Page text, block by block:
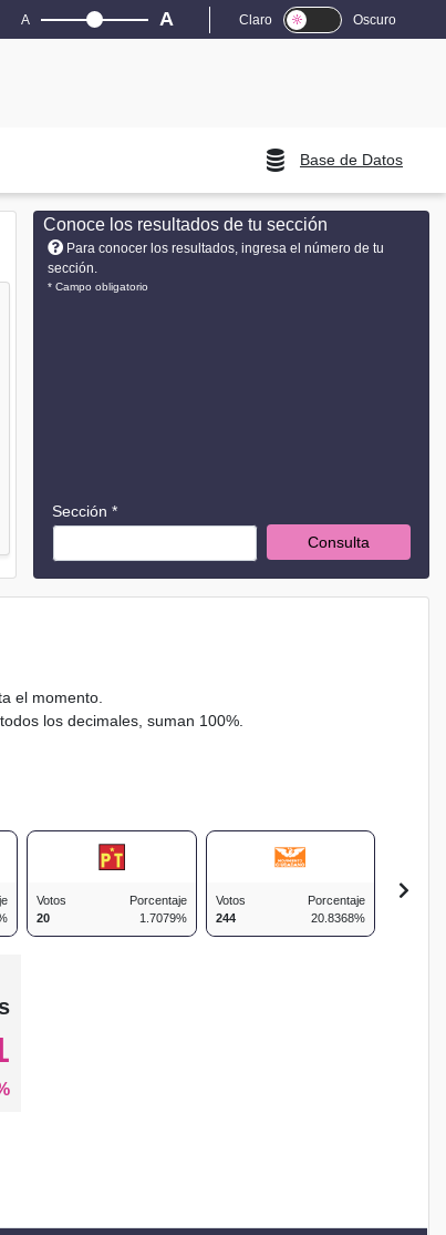
A A Claro Oscuro
Base de Datos
Conoce los resultados de tu sección
Para conocer los resultados, ingresa el número de tu
sección.
* Campo obligatorio
Sección *
Consulta
el momento.
los decimales, suman 100%.
Votos
20
Porcentaje
1.7079%
Votos
244
Porcentaje
20.8368%
Votos